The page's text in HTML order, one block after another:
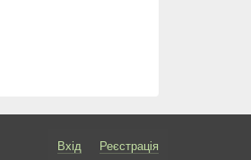
Вхід Реєстрація